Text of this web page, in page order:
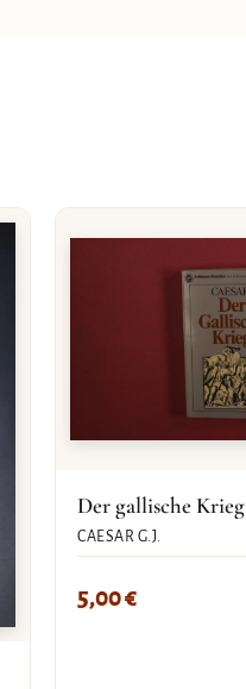
Der gallische Krieg
CAESAR G.J.
5,00€